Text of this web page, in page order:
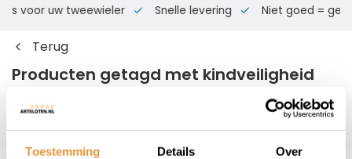
Toestemming Details Over
voor uw tweewieler Snelle levering Niet goed = geld
Terug
Producten getagd met kindveiligheid
Filters